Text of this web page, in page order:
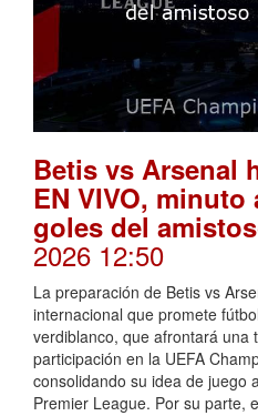
Betis vs Arsenal
EN VIVO,
goles del
2026 12:50
La preparación de Betis vs
internacional que promete
verdiblanco, que afrontará una
participación en la UEFA
consolidando su idea de juego
Premier League. Por su parte,